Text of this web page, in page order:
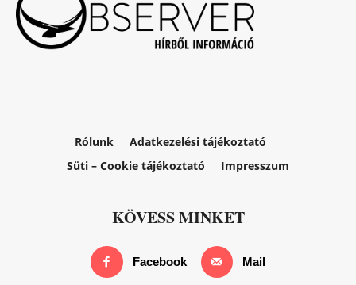
Rólunk
Adatkezelési tájékoztató
Süti – Cookie tájékoztató
Impresszum
KÖVESS MINKET
Facebook Mail